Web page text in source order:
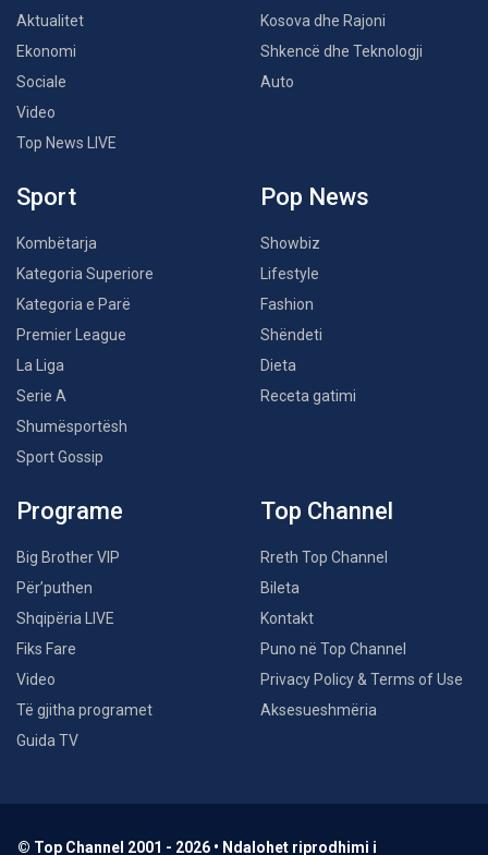
Aktualitet
Ekonomi
Sociale
Video
Top News LIVE
Kosova dhe Rajoni
Shkencë dhe Teknologji
Auto
Sport
Kombëtarja
Kategoria Superiore
Kategoria e Parë
Premier League
La Liga
Serie A
Shumësportësh
Sport Gossip
Pop News
Showbiz
Lifestyle
Fashion
Shëndeti
Dieta
Receta gatimi
Programe
Big Brother VIP
Për’puthen
Shqipëria LIVE
Fiks Fare
Video
Të gjitha programet
Guida TV
Top Channel
Rreth Top Channel
Bileta
Kontakt
Puno në Top Channel
Privacy Policy & Terms of Use
Aksesueshmëria
© Top Channel 2001 - 2026 • Ndalohet riprodhimi i